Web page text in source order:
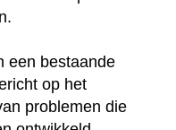
een bestaande
op het
problemen die